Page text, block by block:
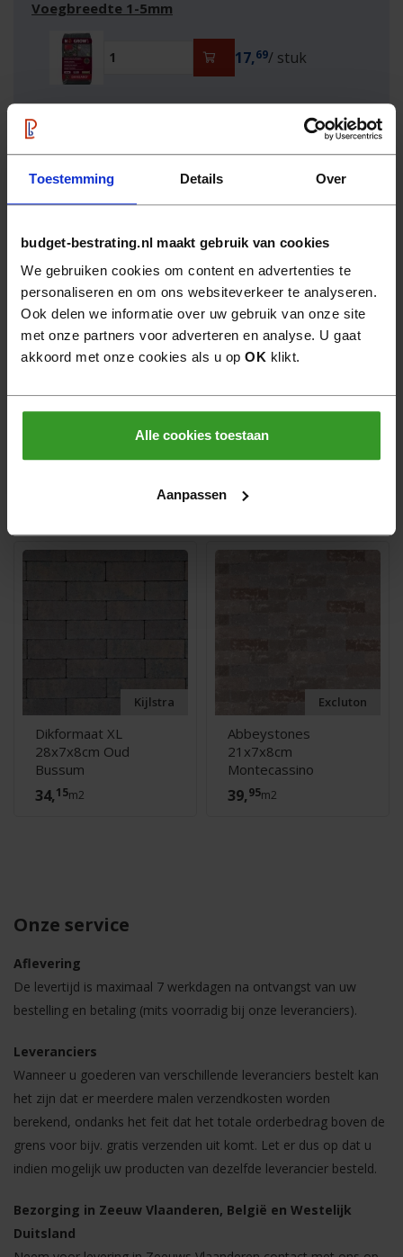
Toestemming Details Over
budget-bestrating.nl maakt gebruik van cookies
We gebruiken cookies om content en advertenties te
personaliseren en om ons websiteverkeer te analyseren.
Ook delen we informatie over uw gebruik van onze site
met onze partners voor adverteren en analyse. U gaat
akkoord met onze cookies als u op OK klikt.
Alle cookies toestaan
Aanpassen
Voegbreedte 1-5mm
17,69/ stuk
Hulp nodig?
Wij helpen u graag persoonlijk verder.
Neemcontact
Bel0522 - 462 462
Gratis verzending boven €950,- goederenwaarde
van één leverancier
Binnen 30 dagen retourneren
6 dagen per week bereikbaar
Veilig online betalen
Kijlstra
Dikformaat XL
28x7x8cm Oud
Bussum
34,15m2
Excluton
Abbeystones
21x7x8cm
Montecassino
39,95m2
Onze service
Aflevering
De levertijd is maximaal 7 werkdagen na ontvangst van uw
bestelling en betaling (mits voorradig bij onze leveranciers).
Leveranciers
Wanneer u goederen van verschillende leveranciers bestelt kan
het zijn dat er meerdere malen verzendkosten worden
berekend, ondanks het feit dat het totale orderbedrag boven de
grens voor bijv. gratis verzenden uit komt. Let er dus op dat u
indien mogelijk uw producten van dezelfde leverancier besteld.
Bezorging in Zeeuw Vlaanderen, België en Westelijk
Duitsland